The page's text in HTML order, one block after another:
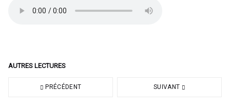
AUTRES LECTURES
PRÉCÉDENT SUIVANT